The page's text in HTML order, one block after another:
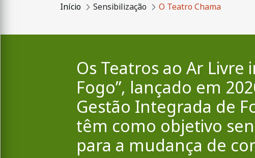
Início Sensibilização O Teatro Chama
Os Teatros ao Ar
Fogo”, lançado em
Gestão Integrada de
têm como objetivo
para a mudança de